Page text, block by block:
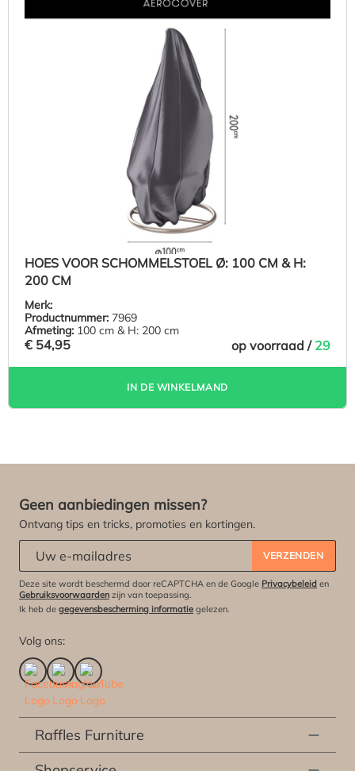
HOES VOOR SCHOMMELSTOEL Ø: 100 CM & H:
200 CM
Merk:
Productnummer: 7969
Afmeting: 100 cm & H: 200 cm
€ 54,95 op voorraad / 29
IN DE WINKELMAND
Geen aanbiedingen missen?
Ontvang tips en tricks, promoties en kortingen.
VERZENDEN
Deze site wordt beschermd door reCAPTCHA en de Google Privacybeleid en
Gebruiksvoorwaarden zijn van toepassing.
Ik heb de gegevensbescherming informatie gelezen.
Volg ons:
Raffles Furniture